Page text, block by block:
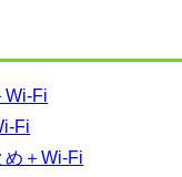
Wi-Fi
Fi
め＋Wi-Fi